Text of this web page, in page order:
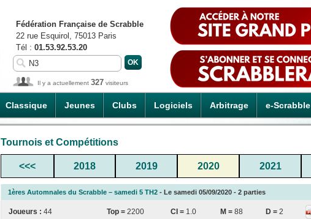
Classique Jeunes Clubs Logiciels Arbitrage e-Scrabble
Fédération Française de Scrabble
22 rue Esquirol, 75013 Paris
Tél : 01.53.92.53.20
Il y a actuellement 327 visiteurs
Tournois et Compétitions
<<< 2018 2019 2020 2021
1ères Automnales du Scrabble – samedi 5 TH2 - Le samedi 05/09/2020 - 2 parties
Joueurs : 44 Top = 2200 CI = 1.0 M = 88 D = 2